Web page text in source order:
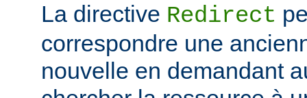
La directive Redirect
correspondre une
nouvelle en demandant